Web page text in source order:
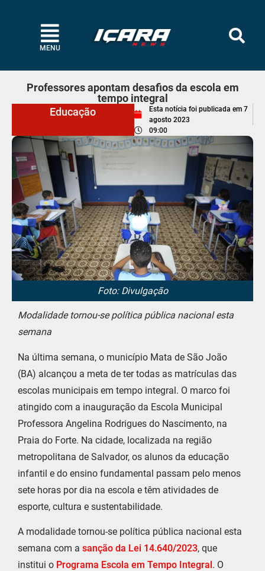
MENU
Professores apontam desafios da escola em
tempo integral
Educação
Esta notícia foi publicada em 7
agosto 2023
09:00
Foto: Divulgação
Modalidade tornou-se política pública nacional esta
semana
Na última semana, o município Mata de São João
(BA) alcançou a meta de ter todas as matrículas das
escolas municipais em tempo integral. O marco foi
atingido com a inauguração da Escola Municipal
Professora Angelina Rodrigues do Nascimento, na
Praia do Forte. Na cidade, localizada na região
metropolitana de Salvador, os alunos da educação
infantil e do ensino fundamental passam pelo menos
sete horas por dia na escola e têm atividades de
esporte, cultura e sustentabilidade.
A modalidade tornou-se política pública nacional esta
semana com a sanção da Lei 14.640/2023, que
institui o Programa Escola em Tempo Integral. O